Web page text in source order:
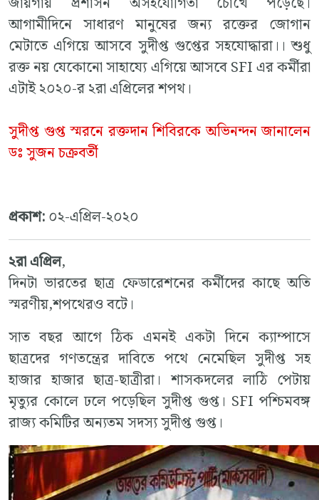
আগামীদিনে সাধারণ মানুষের জন্য রক্তের জোগান
মেটাতে এগিয়ে আসবে সুদীপ্ত গুপ্তের সহযোদ্ধারা।। শুধু
রক্ত নয় যেকোনো সাহায্যে এগিয়ে আসবে SFI এর কর্মীরা
এটাই ২০২০-র ২রা এপ্রিলের শপথ।
সুদীপ্ত গুপ্ত স্মরনে রক্তদান শিবিরকে অভিনন্দন জানালেন
ডঃ সুজন চক্রবর্তী
প্রকাশ:০২-এপ্রিল-২০২০
২রা এপ্রিল,
দিনটা ভারতের ছাত্র ফেডারেশনের কর্মীদের কাছে অতি
স্মরণীয়,শপথেরও বটে।
সাত বছর আগে ঠিক এমনই একটা দিনে ক্যাম্পাসে
ছাত্রদের গণতন্ত্রের দাবিতে পথে নেমেছিল সুদীপ্ত সহ
হাজার হাজার ছাত্র-ছাত্রীরা। শাসকদলের লাঠি পেটায়
মৃত্যুর কোলে ঢলে পড়েছিল সুদীপ্ত গুপ্ত। SFI পশ্চিমবঙ্গ
রাজ্য কমিটির অন্যতম সদস্য সুদীপ্ত গুপ্ত।